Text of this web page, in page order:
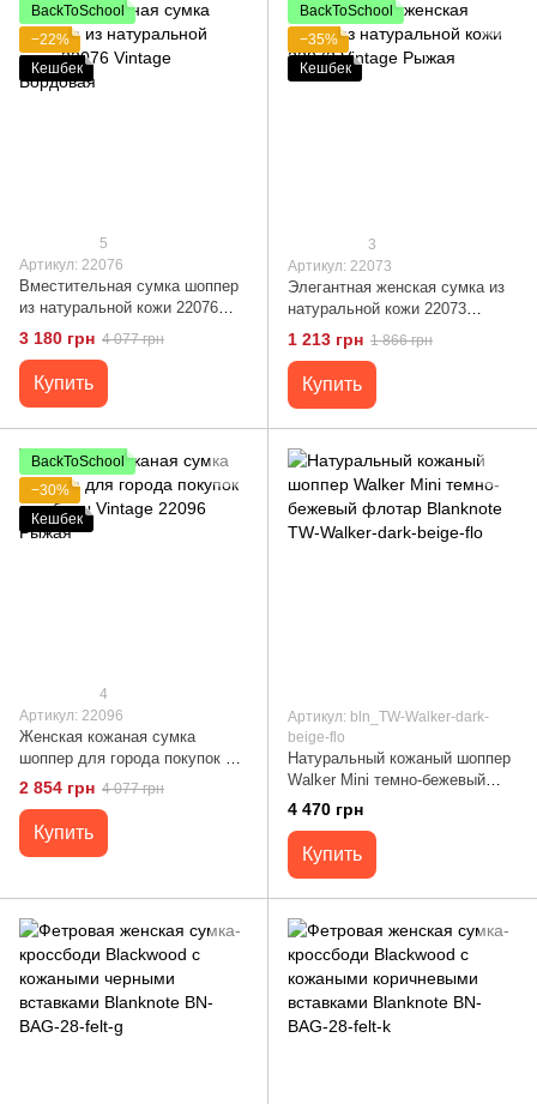
BackToSchool
−22%
Кешбек
5
Артикул: 22076
Вместительная сумка шоппер
из натуральной кожи 22076
Vintage Бордовая
3 180 грн 4 077 грн
Купить
BackToSchool
−35%
Кешбек
3
Артикул: 22073
Элегантная женская сумка из
натуральной кожи 22073
Vintage Рыжая
1 213 грн 1 866 грн
Купить
BackToSchool
−30%
Кешбек
4
Артикул: 22096
Женская кожаная сумка
шоппер для города покупок и
работы Vintage 22096 Рыжая
2 854 грн 4 077 грн
Купить
Артикул: bln_TW-Walker-dark-
beige-flo
Натуральный кожаный шоппер
Walker Mini темно-бежевый
флотар Blanknote TW-Walker-
dark-beige-flo
4 470 грн
Купить